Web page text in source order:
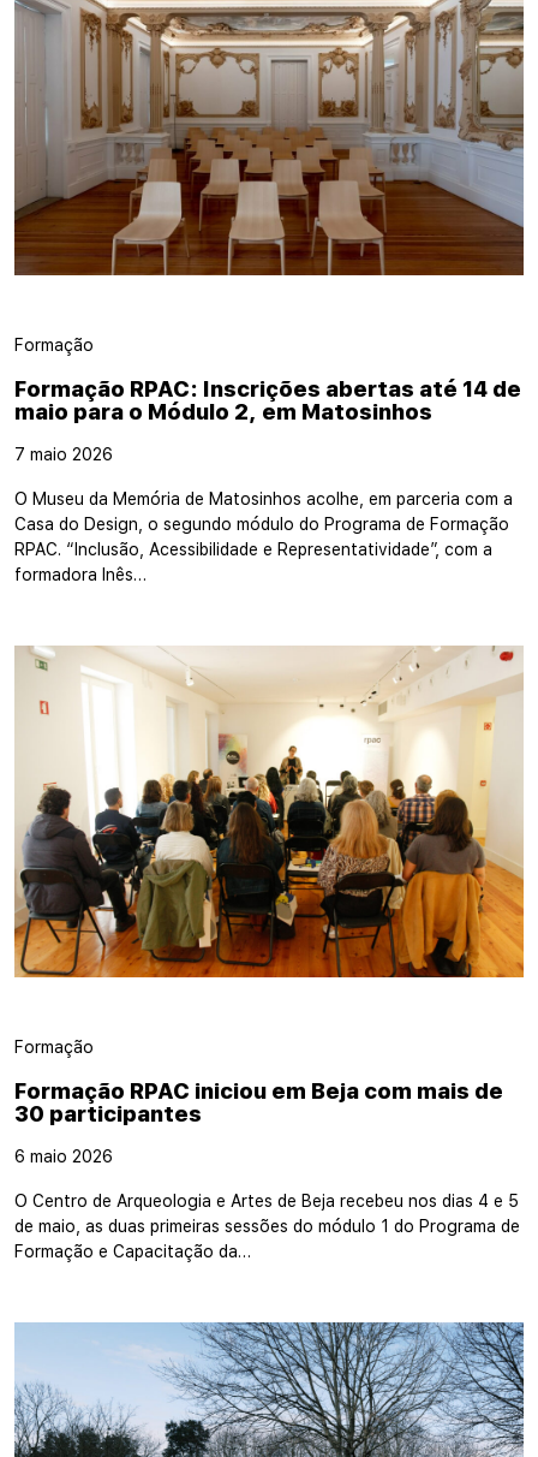
Formação
Formação RPAC: Inscrições abertas até 14 de
maio para o Módulo 2, em Matosinhos
7 maio 2026
O Museu da Memória de Matosinhos acolhe, em parceria com a
Casa do Design, o segundo módulo do Programa de Formação
RPAC. “Inclusão, Acessibilidade e Representatividade”, com a
formadora Inês…
Formação
Formação RPAC iniciou em Beja com mais de
30 participantes
6 maio 2026
O Centro de Arqueologia e Artes de Beja recebeu nos dias 4 e 5
de maio, as duas primeiras sessões do módulo 1 do Programa de
Formação e Capacitação da…